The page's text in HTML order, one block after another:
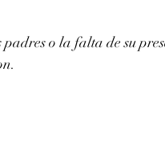
o la falta de su